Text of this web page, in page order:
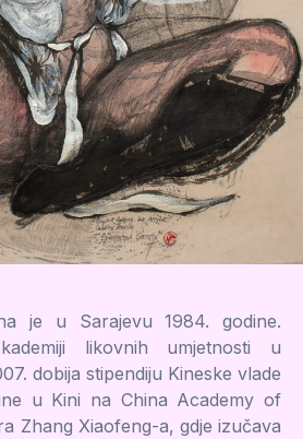
je u Sarajevu 1984. godine.
likovnih umjetnosti u
dobija stipendiju Kineske vlade
u Kini na China Academy of
Zhang Xiaofeng-a, gdje izučava